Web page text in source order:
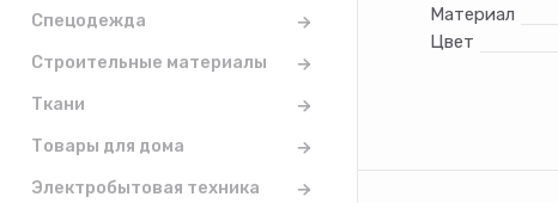
Спецодежда
Строительные материалы
Ткани
Товары для дома
Электробытовая техника
Материал
Цвет